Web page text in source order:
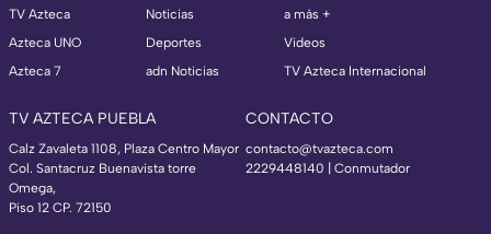
TV Azteca
Azteca UNO
Azteca 7
Noticias
Deportes
adn Noticias
a más +
Videos
TV Azteca Internacional
TV AZTECA PUEBLA
Calz Zavaleta 1108, Plaza Centro Mayor
Col. Santacruz Buenavista torre
Omega,
Piso 12 CP. 72150
CONTACTO
contacto@tvazteca.com
2229448140 | Conmutador